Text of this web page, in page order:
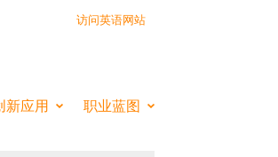
访问英语网站
新应用 职业蓝图